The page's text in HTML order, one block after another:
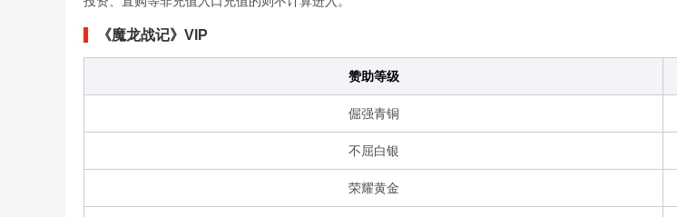
《魔龙战记》VIP
赞助等级
倔强青铜
不屈白银
荣耀黄金